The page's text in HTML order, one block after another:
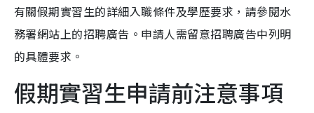
有關假期實習生的詳細入職條件及學歷要求，請參閱水
務署網站上的招聘廣告。申請人需留意招聘廣告中列明
的具體要求。
假期實習生申請前注意事項